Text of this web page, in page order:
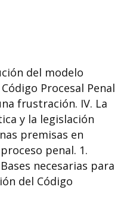
del modelo
Procesal Penal
frustración. IV. La
y la legislación
premisas en
penal. 1.
necesarias para
del Código